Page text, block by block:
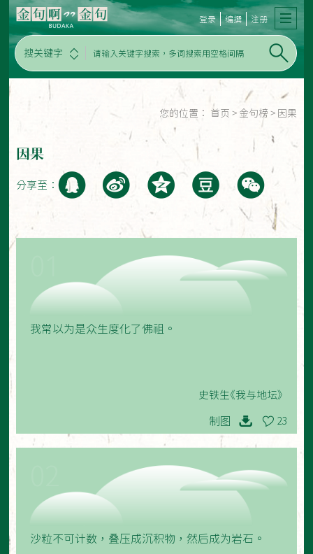
搜关键字
登录 编撰 注册
您的位置： 首页 > 金句榜 > 因果
因果
分享至：
我常以为是众生度化了佛祖。
史铁生《我与地坛》
制图 23
沙粒不可计数，叠压成沉积物，然后成为岩石。